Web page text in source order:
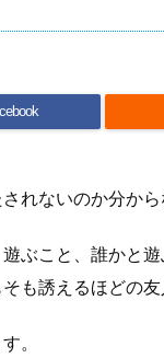
れないのか分から
ぶこと、誰かと
も誘えるほどの友
。